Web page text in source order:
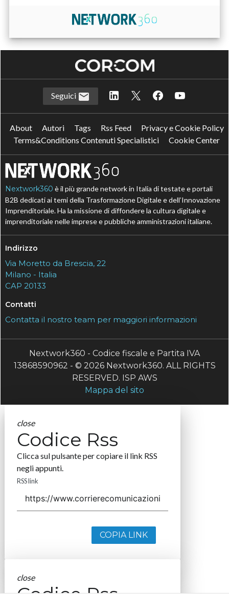
Seguici
About Autori Tags Rss Feed
Privacy e Cookie Policy
Terms&Conditions Contenuti Specialistici
Cookie Center
Nextwork360 è il più grande network in Italia di testate e portali
B2B dedicati ai temi della Trasformazione Digitale e dell’Innovazione
Imprenditoriale. Ha la missione di diffondere la cultura digitale e
imprenditoriale nelle imprese e pubbliche amministrazioni italiane.
Indirizzo
Via Moretto da Brescia, 22
Milano - Italia
CAP 20133
Contatti
Contatta il nostro team per maggiori informazioni
Nextwork360 - Codice fiscale e Partita IVA
13868590962 - © 2026 Nextwork360. ALL RIGHTS
RESERVED. ISP AWS
Mappa del sito
close
Codice Rss
Clicca sul pulsante per copiare il link RSS
negli appunti.
RSS link
COPIA LINK
close